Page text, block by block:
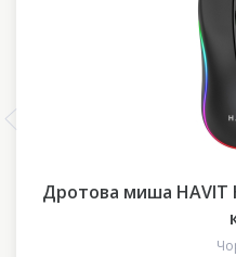
Дротова миша HAVIT